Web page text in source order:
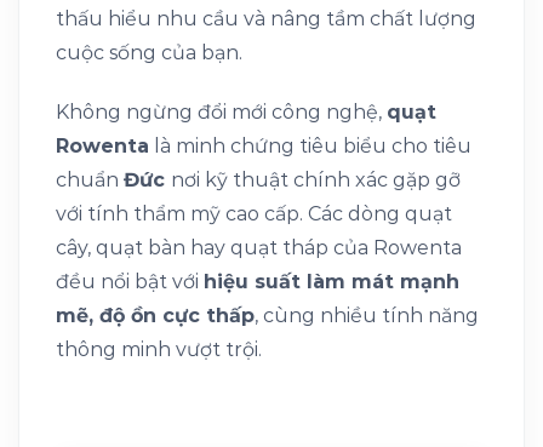
thấu hiểu nhu cầu và nâng tầm chất lượng
cuộc sống của bạn.
Không ngừng đổi mới công nghệ, quạt
Rowenta là minh chứng tiêu biểu cho tiêu
chuẩn Đức nơi kỹ thuật chính xác gặp gỡ
với tính thẩm mỹ cao cấp. Các dòng quạt
cây, quạt bàn hay quạt tháp của Rowenta
đều nổi bật với hiệu suất làm mát mạnh
mẽ, độ ồn cực thấp, cùng nhiều tính năng
thông minh vượt trội.